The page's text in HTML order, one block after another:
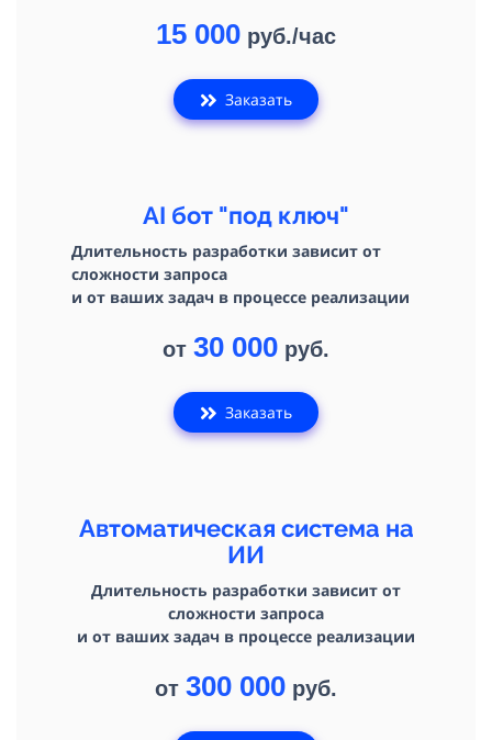
15 000 руб./час
Заказать
AI бот "под ключ"
Длительность разработки зависит от
сложности запроса
и от ваших задач в процессе реализации
от 30 000 руб.
Заказать
Автоматическая система на
ИИ
Длительность разработки зависит от
сложности запроса
и от ваших задач в процессе реализации
от 300 000 руб.